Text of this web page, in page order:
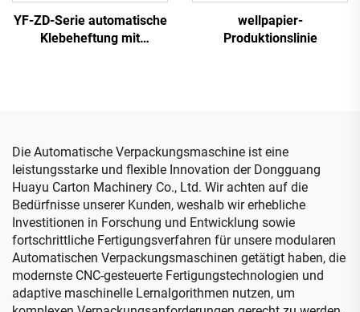
YF-ZD-Serie automatische
Klebeheftung mit
wellpapier-
Produktionslinie
Die Automatische Verpackungsmaschine ist eine
leistungsstarke und flexible Innovation der Dongguang
Huayu Carton Machinery Co., Ltd. Wir achten auf die
Bedürfnisse unserer Kunden, weshalb wir erhebliche
Investitionen in Forschung und Entwicklung sowie
fortschrittliche Fertigungsverfahren für unsere modularen
Automatischen Verpackungsmaschinen getätigt haben, die
modernste CNC-gesteuerte Fertigungstechnologien und
adaptive maschinelle Lernalgorithmen nutzen, um